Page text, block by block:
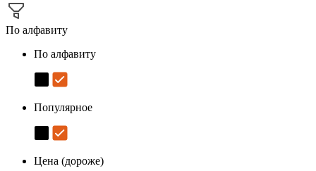
По алфавиту
По алфавиту
Популярное
Цена (дороже)